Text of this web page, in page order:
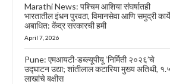
Marathi News: पश्चिम आशिया संघर्षातही
भारतातील इंधन पुरवठा, विमानसेवा आणि समुद्री कार्ये
अबाधित: केंद्र सरकारची हमी
April 7, 2026
Pune: एमआयटी-डब्ल्यूपीयू ‘निर्मिती २०२६’चे
उद्घाटन उद्या; शांतीलाल कटारिया मुख्य अतिथी, १.५
लाखांचे बक्षीस